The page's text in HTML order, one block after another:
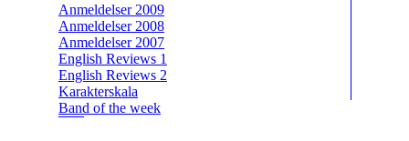
Anmeldelser 2009
Anmeldelser 2008
Anmeldelser 2007
English Reviews 1
English Reviews 2
Karakterskala
Band of the week